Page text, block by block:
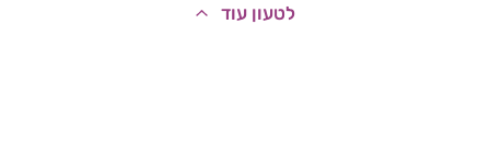
לטעון עוד